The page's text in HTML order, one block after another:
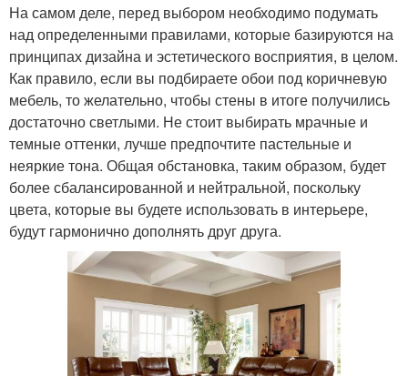
На самом деле, перед выбором необходимо подумать
над определенными правилами, которые базируются на
принципах дизайна и эстетического восприятия, в целом.
Как правило, если вы подбираете обои под коричневую
мебель, то желательно, чтобы стены в итоге получились
достаточно светлыми. Не стоит выбирать мрачные и
темные оттенки, лучше предпочтите пастельные и
неяркие тона. Общая обстановка, таким образом, будет
более сбалансированной и нейтральной, поскольку
цвета, которые вы будете использовать в интерьере,
будут гармонично дополнять друг друга.